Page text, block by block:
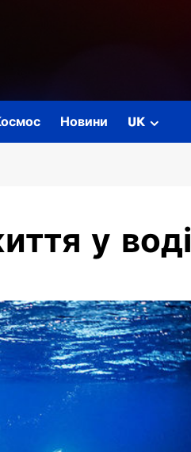
Новини UK
у воді